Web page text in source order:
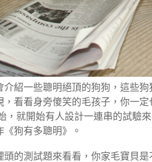
介紹一些聰明絕頂的狗狗，這些
看看身旁傻笑的毛孩子，你一
，就開始有人設計一連串的試驗
狗有多聰明》。
的測試題來看看，你家毛寶貝是